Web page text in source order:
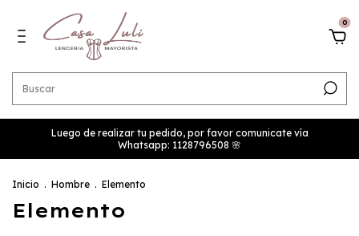
0
Luego de realizar tu pedido, por favor comunicate vía
Whatsapp: 1128796508 🌸
Inicio . Hombre . Elemento
Elemento